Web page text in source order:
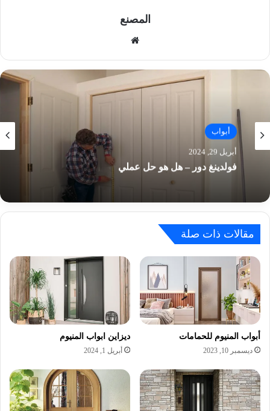
المصنع
الوي
أبواب
أبريل 17, 2024
ابواب شتر بالرياض
مقالات ذات صلة
أبواب المنيوم للحمامات
ديسمبر 10, 2023
ديزاين ابواب المنيوم
أبريل 1, 2024